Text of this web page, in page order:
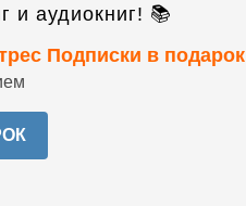
и аудиокниг! 📚
Подписки в подарок